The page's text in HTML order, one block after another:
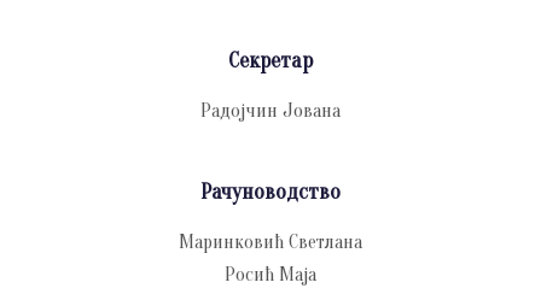
Секретар
Радојчин Јована
Рачуноводство
Маринковић Светлана
Росић Маја